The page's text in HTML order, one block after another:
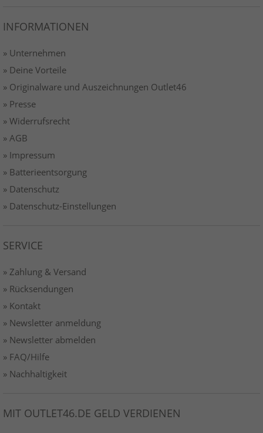
INFORMATIONEN
» Unternehmen
» Deine Vorteile
» Originalware und Auszeichnungen Outlet46
» Presse
» Widerrufsrecht
» AGB
» Impressum
» Batterieentsorgung
» Datenschutz
» Datenschutz-Einstellungen
SERVICE
» Zahlung & Versand
» Rücksendungen
» Kontakt
» Newsletter anmeldung
» Newsletter abmelden
» FAQ/Hilfe
» Nachhaltigkeit
MIT OUTLET46.DE GELD VERDIENEN